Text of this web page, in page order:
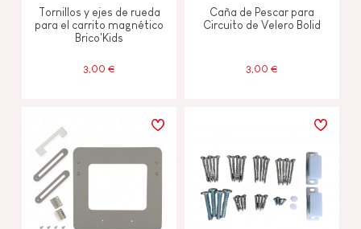
Tornillos y ejes de rueda
para el carrito magnético
Brico'Kids
3,00 €
Caña de Pescar para
Circuito de Velero Bolid
3,00 €